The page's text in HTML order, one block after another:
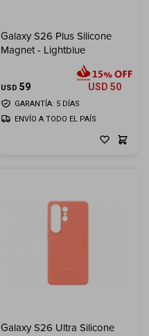
Galaxy S26 Plus Silicone
Magnet - Lightblue
USD 59 USD 50
GARANTÍA: 5 DÍAS
ENVÍO A TODO EL PAÍS
Galaxy S26 Ultra Silicone